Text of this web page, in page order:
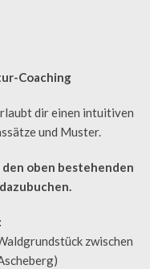
Coaching
dir einen intuitiven
und Muster.
oben bestehenden
zwischen